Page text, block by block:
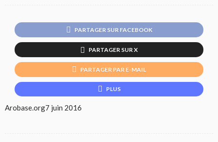
PARTAGER SUR FACEBOOK
PARTAGER SUR X
PARTAGER PAR E-MAIL
PLUS
Arobase.org7 juin 2016